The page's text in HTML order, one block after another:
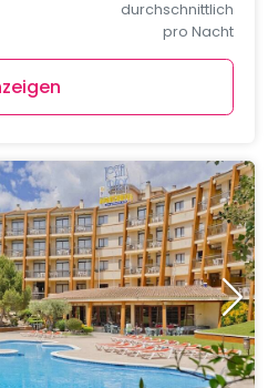
durchschnittlich
pro Nacht